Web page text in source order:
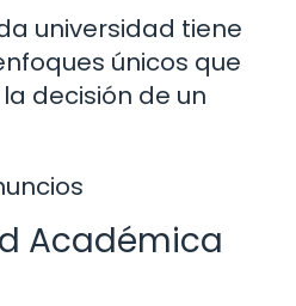
universidad tiene
únicos que
decisión de un
Académica